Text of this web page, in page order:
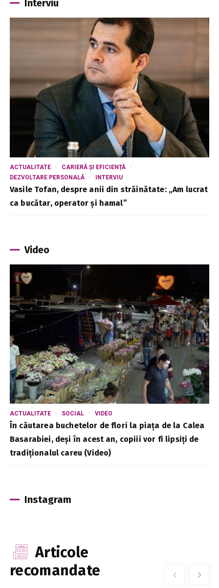
Interviu
ACTUALITATE
CARIERĂ ȘI EFICIENȚĂ
DEZVOLTARE PERSONALĂ
INTERVIU
Vasile Tofan, despre anii din străinătate: „Am lucrat
ca bucătar, operator și hamal”
Video
ACTUALITATE SOCIAL VIDEO
În căutarea buchetelor de flori la piața de la Calea
Basarabiei, deși în acest an, copiii vor fi lipsiți de
tradiționalul careu (Video)
Instagram
Articole
recomandate